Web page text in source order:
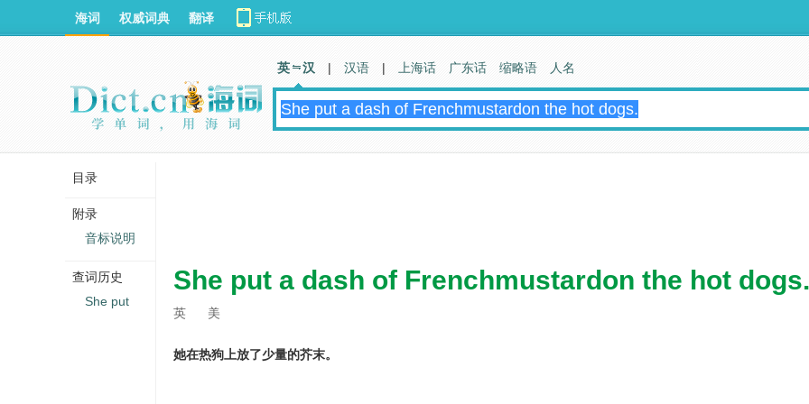
She put a dash of Frenchmustardon the hot dogs.
英 美
她在热狗上放了少量的芥末。
海词 权威词典 翻译
英 汉 | 汉语 | 上海话 广东话 缩略语 人名
目录
附录
音标说明
查词历史
She put